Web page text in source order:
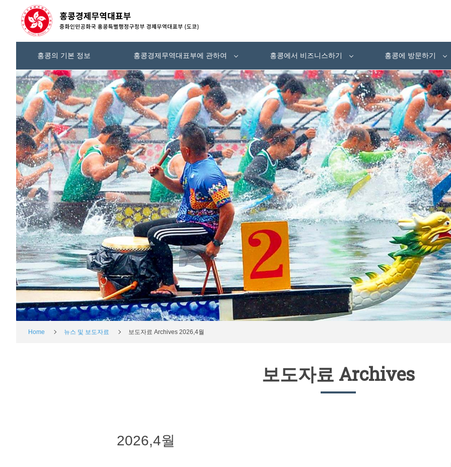
홍콩의 기본 정보 홍콩경제무역대표부에 관하여 홍콩에서 비즈니스하기 홍콩에 방문하기
Home 뉴스 및 보도자료 보도자료 Archives 2026,4월
보도자료 Archives
2026,4월